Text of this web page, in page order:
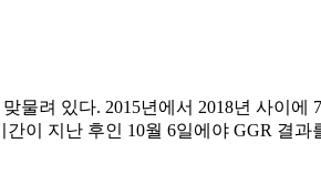
려 있다. 2015년에서 2018년 사이
이 지난 후인 10월 6일에야 GGR 결